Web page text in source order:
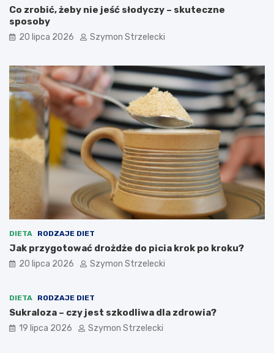
Co zrobić, żeby nie jeść słodyczy – skuteczne
sposoby
20 lipca 2026 Szymon Strzelecki
DIETA RODZAJE DIET
Jak przygotować drożdże do picia krok po kroku?
20 lipca 2026 Szymon Strzelecki
DIETA RODZAJE DIET
Sukraloza – czy jest szkodliwa dla zdrowia?
19 lipca 2026 Szymon Strzelecki